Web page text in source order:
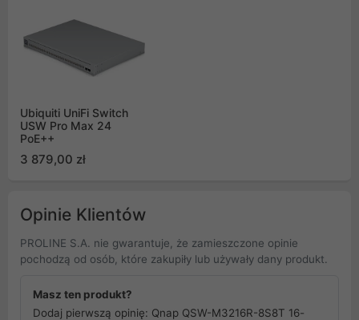
Ubiquiti UniFi Switch
USW Pro Max 24
PoE++
3 879,00 zł
Opinie Klientów
PROLINE S.A. nie gwarantuje, że zamieszczone opinie
pochodzą od osób, które zakupiły lub używały dany produkt.
Masz ten produkt?
Dodaj pierwszą opinię: Qnap QSW-M3216R-8S8T 16-